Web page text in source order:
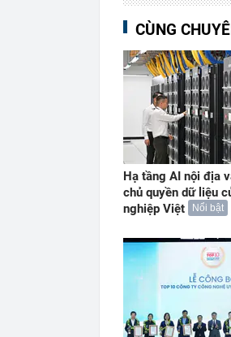
CÙNG
Hạ tầng AI nội địa
chủ quyền dữ liệu
nghiệp Việt
Nổi bật